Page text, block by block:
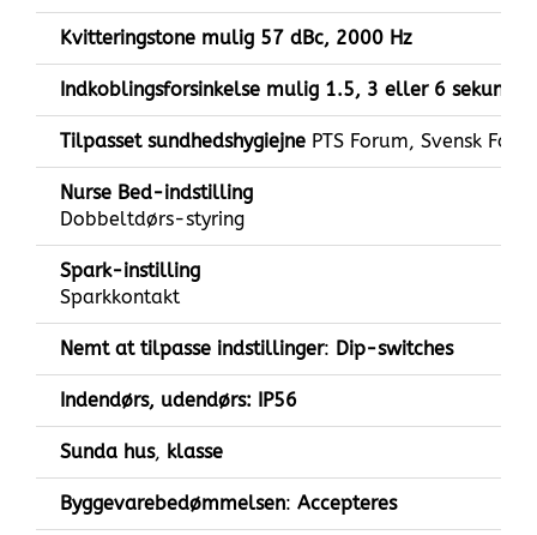
Kvitteringstone mulig 57 dBc, 2000 Hz
Indkoblingsforsinkelse mulig 1.5, 3 eller 6 sekunder
Tilpasset sundhedshygiejnePTS Forum, Svensk
Nurse Bed-indstilling
Dobbeltdørs-styring
Spark-instilling
Sparkkontakt
Nemt at tilpasse indstillinger: Dip-switches
Indendørs, udendørs: IP56
Sunda hus, klasse
Byggevarebedømmelsen: Accepteres